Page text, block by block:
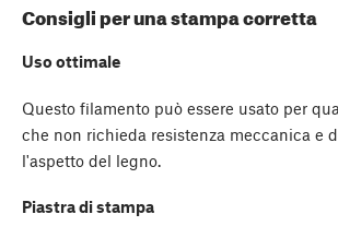
Consigli per una stampa corretta
Uso ottimale
Questo filamento può essere usato per
che non richieda resistenza meccanica e
l'aspetto del legno.
Piastra di stampa